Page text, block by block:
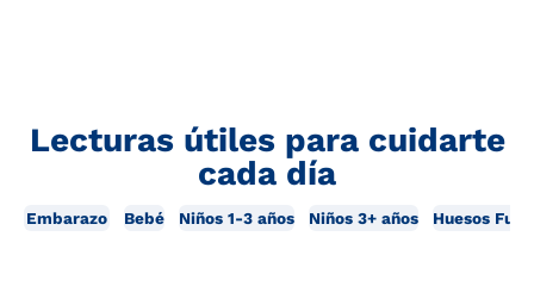
Lecturas útiles para cuidarte
cada día
Embarazo Bebé Niños 1-3 años Niños 3+ años Huesos